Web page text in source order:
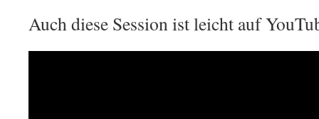
Auch diese Session ist leicht auf